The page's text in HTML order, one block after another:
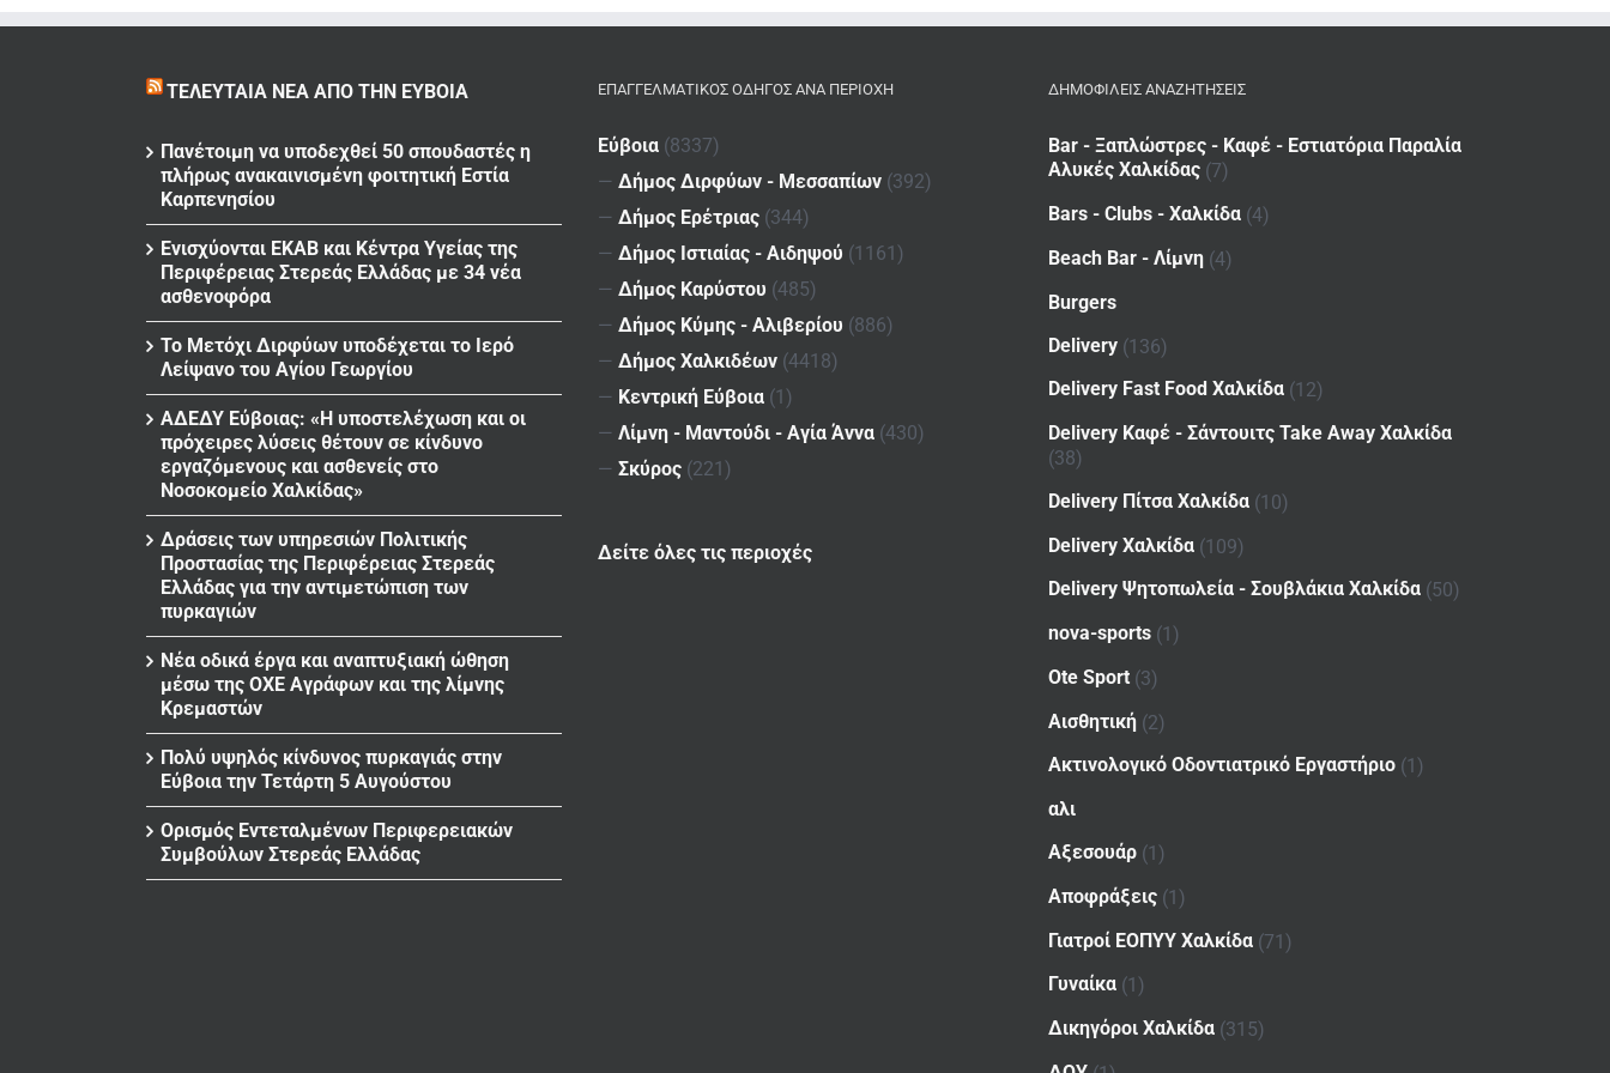
ΤΕΛΕΥΤΑΊΑ ΝΈΑ ΑΠΌ ΤΗΝ ΕΎΒΟΙΑ
Πανέτοιμη να υποδεχθεί 50 σπουδαστές η
πλήρως ανακαινισμένη φοιτητική Εστία
Καρπενησίου
Ενισχύονται ΕΚΑΒ και Κέντρα Υγείας της
Περιφέρειας Στερεάς Ελλάδας με 34 νέα
ασθενοφόρα
Το Μετόχι Διρφύων υποδέχεται το Ιερό
Λείψανο του Αγίου Γεωργίου
ΑΔΕΔΥ Εύβοιας: «Η υποστελέχωση και οι
πρόχειρες λύσεις θέτουν σε κίνδυνο
εργαζόμενους και ασθενείς στο
Νοσοκομείο Χαλκίδας»
Δράσεις των υπηρεσιών Πολιτικής
Προστασίας της Περιφέρειας Στερεάς
Ελλάδας για την αντιμετώπιση των
πυρκαγιών
Νέα οδικά έργα και αναπτυξιακή ώθηση
μέσω της ΟΧΕ Αγράφων και της λίμνης
Κρεμαστών
Πολύ υψηλός κίνδυνος πυρκαγιάς στην
Εύβοια την Τετάρτη 5 Αυγούστου
Ορισμός Εντεταλμένων Περιφερειακών
Συμβούλων Στερεάς Ελλάδας
ΕΠΑΓΓΕΛΜΑΤΙΚΌΣ ΟΔΗΓΌΣ ΑΝΆ ΠΕΡΙΟΧΉ
Εύβοια (8337)
— Δήμος Διρφύων - Μεσσαπίων (392)
— Δήμος Ερέτριας (344)
— Δήμος Ιστιαίας - Αιδηψού (1161)
— Δήμος Καρύστου (485)
— Δήμος Κύμης - Αλιβερίου (886)
— Δήμος Χαλκιδέων (4418)
— Κεντρική Εύβοια (1)
— Λίμνη - Μαντούδι - Αγία Άννα (430)
— Σκύρος (221)
Δείτε όλες τις περιοχές
ΔΗΜΟΦΙΛΕΙΣ ΑΝΑΖΗΤΗΣΕΙΣ
Bar - Ξαπλώστρες - Καφέ - Εστιατόρια Παραλία
Αλυκές Χαλκίδας (7)
Bars - Clubs - Χαλκίδα (4)
Beach Bar - Λίμνη (4)
Burgers
Delivery (136)
Delivery Fast Food Χαλκίδα (12)
Delivery Καφέ - Σάντουιτς Take Away Χαλκίδα
(38)
Delivery Πίτσα Χαλκίδα (10)
Delivery Χαλκίδα (109)
Delivery Ψητοπωλεία - Σουβλάκια Χαλκίδα (50)
nova-sports (1)
Ote Sport (3)
Αισθητική (2)
Ακτινολογικό Οδοντιατρικό Εργαστήριο (1)
αλι
Αξεσουάρ (1)
Αποφράξεις (1)
Γιατροί ΕΟΠΥΥ Χαλκίδα (71)
Γυναίκα (1)
Δικηγόροι Χαλκίδα (315)